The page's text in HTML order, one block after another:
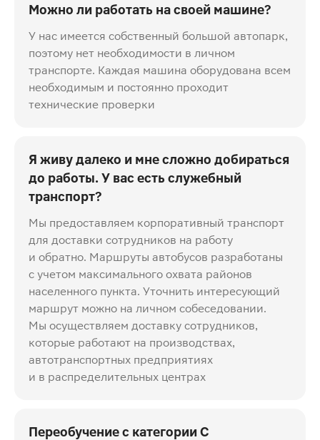
Можно ли работать на своей машине?
У нас имеется собственный большой автопарк,
поэтому нет необходимости в личном
транспорте. Каждая машина оборудована всем
необходимым и постоянно проходит
технические проверки
Я живу далеко и мне сложно добираться
до работы. У вас есть служебный
транспорт?
Мы предоставляем корпоративный транспорт
для доставки сотрудников на работу
и обратно. Маршруты автобусов разработаны
с учетом максимального охвата районов
населенного пункта. Уточнить интересующий
маршрут можно на личном собеседовании.
Мы осуществляем доставку сотрудников,
которые работают на производствах,
автотранспортных предприятиях
и в распределительных центрах
Переобучение с категории С